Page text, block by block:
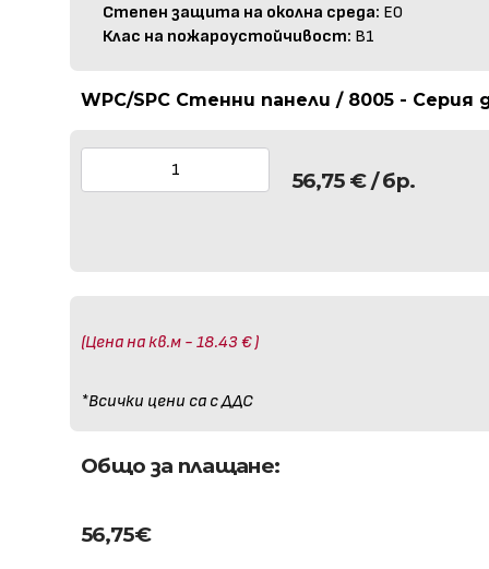
Степен защита на околна среда: E0
Клас на пожароустойчивост: B1
WPC/SPC Стенни панели / 8005 - Серия
56,75 €/ бр.
(Цена на кв.м - 18.43 € )
*Всички цени са с ДДС
Общо за плащане:
56,75€